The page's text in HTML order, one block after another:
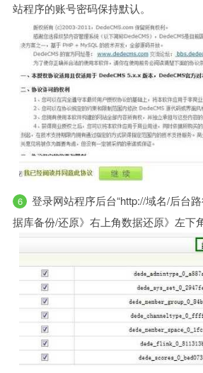
站程序的账号密码保持默认。
登录网站程序后台“http://域名/后台
据库备份/还原》右上角数据还原》左下